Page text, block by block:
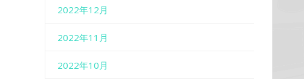
2022年12月
2022年11月
2022年10月